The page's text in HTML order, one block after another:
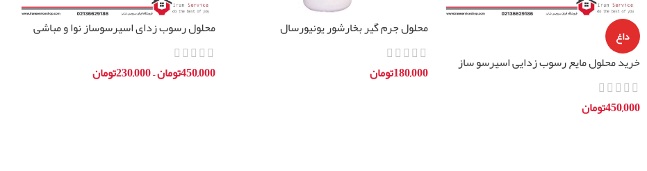
داغ
خرید محلول مایع رسوب زدایی اسپرسو ساز
خانگی یونیورسال
450,000تومان
محلول جرم گیر بخارشور یونیورسال
180,000تومان
محلول رسوب زدای اسپرسوساز نوا و مباشی
450,000تومان–
230,000تومان